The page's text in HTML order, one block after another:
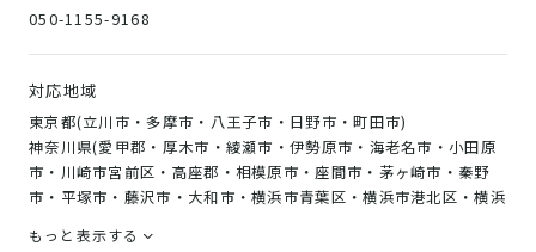
050-1155-9168
対応地域
東京都(立川市・多摩市・八王子市・日野市・町田市)
神奈川県(愛甲郡・厚木市・綾瀬市・伊勢原市・海老名市・小田原
市・川崎市宮前区・高座郡・相模原市・座間市・茅ヶ崎市・秦野
市・平塚市・藤沢市・大和市・横浜市青葉区・横浜市港北区・横浜
もっと表示する